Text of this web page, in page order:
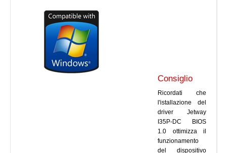
Consiglio
Ricordati che
l'istallazione del
driver Jetway
I35P-DC BIOS
1.0 ottimizza il
funzionamento
del dispositivo